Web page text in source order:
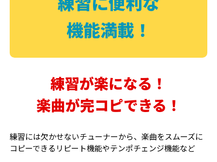
DELAY PHASER
機能満載！
練習が楽になる！
楽曲が完コピできる！
練習には欠かせないチューナーから、楽曲をスムーズに
コピーできるリピート機能やテンポチェンジ機能など